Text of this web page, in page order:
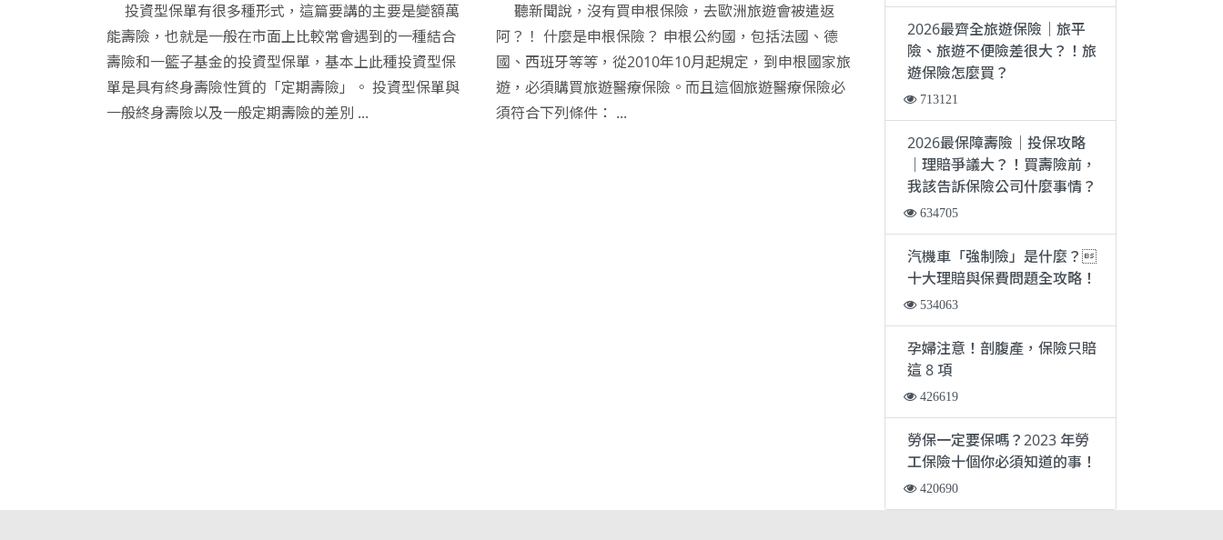
投資型保單有很多種形式，這篇要講的主要是變額萬
能壽險，也就是一般在市面上比較常會遇到的一種結合
壽險和一籃子基金的投資型保單，基本上此種投資型保
單是具有終身壽險性質的「定期壽險」。 投資型保單與
一般終身壽險以及一般定期壽險的差別 ...
聽新聞說，沒有買申根保險，去歐洲旅遊會被遣返
阿？！ 什麼是申根保險？ 申根公約國，包括法國、德
國、西班牙等等，從2010年10月起規定，到申根國家旅
遊，必須購買旅遊醫療保險。而且這個旅遊醫療保險必
須符合下列條件： ...
2026最齊全旅遊保險｜旅平
險、旅遊不便險差很大？！旅
遊保險怎麼買？
713121
2026最保障壽險｜投保攻略
｜理賠爭議大？！買壽險前，
我該告訴保險公司什麼事情？
634705
汽機車「強制險」是什麼？
十大理賠與保費問題全攻略！
534063
孕婦注意！剖腹產，保險只賠
這 8 項
426619
勞保一定要保嗎？2023 年勞
工保險十個你必須知道的事！
420690